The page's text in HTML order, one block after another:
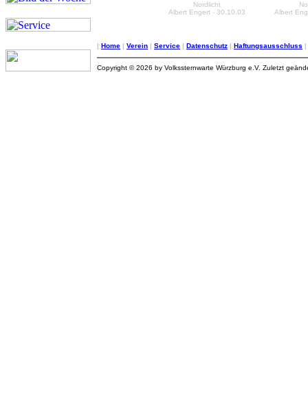
Nordlicht
Albert Engert - 30.10.03
Albert
| Home | Verein | Service | Datenschutz | Haftungsausschluss |
Copyright © 2026 by Volkssternwarte Würzburg e.V. Zuletzt